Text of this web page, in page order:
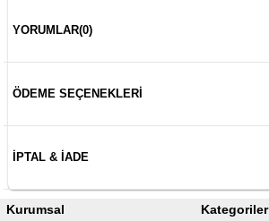
YORUMLAR(0)
ÖDEME SEÇENEKLERI
İPTAL & İADE
Kurumsal Kategoriler